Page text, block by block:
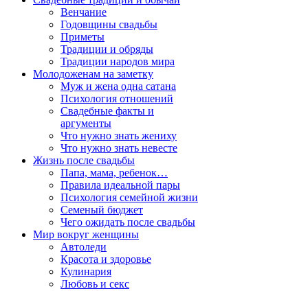
Венчание
Годовщины свадьбы
Приметы
Традиции и обряды
Традиции народов мира
Молодоженам на заметку
Муж и жена одна сатана
Психология отношений
Свадебные факты и
аргументы
Что нужно знать жениху
Что нужно знать невесте
Жизнь после свадьбы
Папа, мама, ребенок…
Правила идеальной пары
Психология семейной жизни
Семеный бюджет
Чего ожидать после свадьбы
Мир вокруг женщины
Автоледи
Красота и здоровье
Кулинария
Любовь и секс